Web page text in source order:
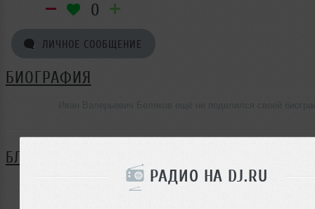
РАДИО НА DJ.RU
0
ЛИЧНОЕ СООБЩЕНИЕ
БИОГРАФИЯ
БЛОГ